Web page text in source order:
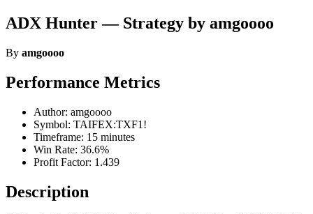
ADX Hunter — Strategy by amgoooo
By amgoooo
Performance Metrics
Author: amgoooo
Symbol: TAIFEX:TXF1!
Timeframe: 15 minutes
Win Rate: 36.6%
Profit Factor: 1.439
Description